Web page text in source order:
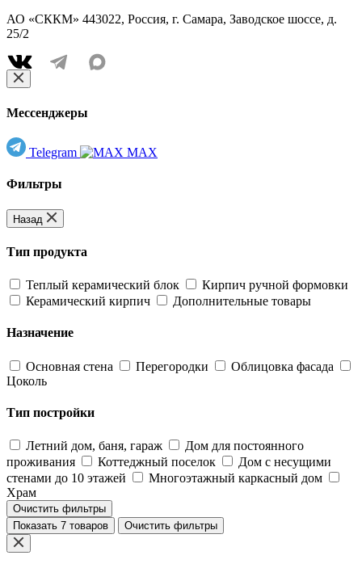
АО «СККМ» 443022, Россия, г. Самара, Заводское шоссе, д.
25/2
Мессенджеры
Telegram MAX
Фильтры
Назад
Тип продукта
Теплый керамический блок
Кирпич ручной формовки
Керамический кирпич
Дополнительные товары
Назначение
Основная стена Перегородки
Облицовка фасада
Цоколь
Тип постройки
Летний дом, баня, гараж
Дом для постоянного
проживания
Коттеджный поселок
Дом с несущими
стенами до 10 этажей
Многоэтажный каркасный дом
Храм
Очистить фильтры
Показать 7 товаров
Очистить фильтры